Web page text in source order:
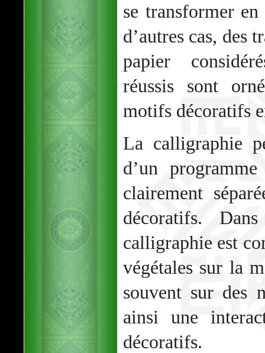
se transformer
d’autres cas, des
papier
réussis sont
motifs décoratifs
La calligraphie
d’un
clairement
décoratifs.
calligraphie est
végétales sur la
souvent sur des
ainsi une
décoratifs.